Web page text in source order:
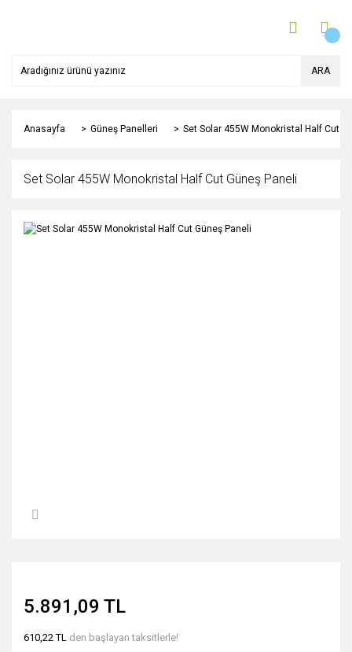
ARA
Anasayfa Güneş Panelleri Set Solar 455W Monokristal Half Cut
Set Solar 455W Monokristal Half Cut Güneş Paneli
5.891,09 TL
610,22 TL den başlayan taksitlerle!